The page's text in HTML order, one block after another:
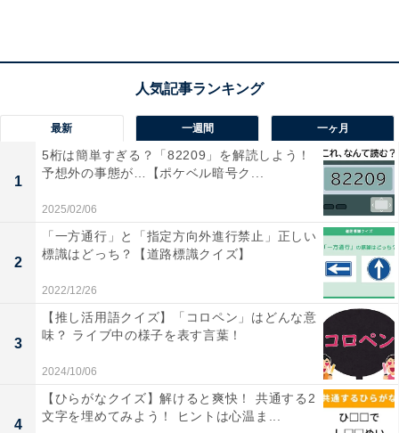
1 2
最新 一週間 一ヶ月
1
5桁は簡単すぎる？「82209」を解読しよう！
予想外の事態が…【ポケベル暗号ク...
2025/02/06
2
「一方通行」と「指定方向外進行禁止」正しい
標識はどっち？【道路標識クイズ】
2022/12/26
3
【推し活用語クイズ】「コロペン」はどんな意
味？ ライブ中の様子を表す言葉！
2024/10/06
4
【ひらがなクイズ】解けると爽快！ 共通する2
文字を埋めてみよう！ ヒントは心温ま...